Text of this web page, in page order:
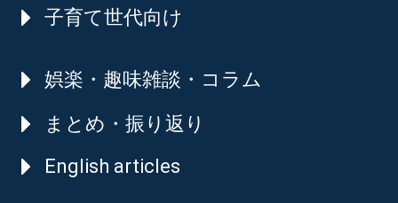
子育て世代向け
娯楽・趣味雑談・コラム
まとめ・振り返り
English articles